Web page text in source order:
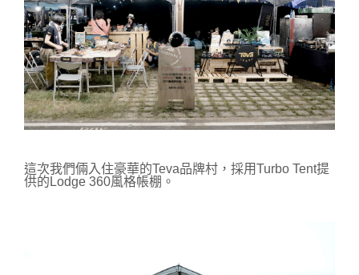
這次我們倆入住豪華的Teva品牌村， 採用Turbo Tent提
供的Lodge 360風格帳棚。